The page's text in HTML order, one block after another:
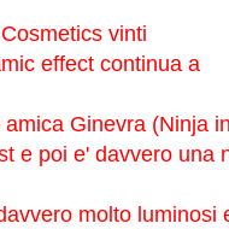
vinti
effect continua a
Ginevra (Ninja
e poi e' davvero una
molto luminosi